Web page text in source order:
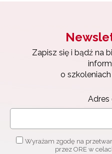
Zapisz się i bądź na
o
Adres
Wyrażam zgodę na
przez ORE w